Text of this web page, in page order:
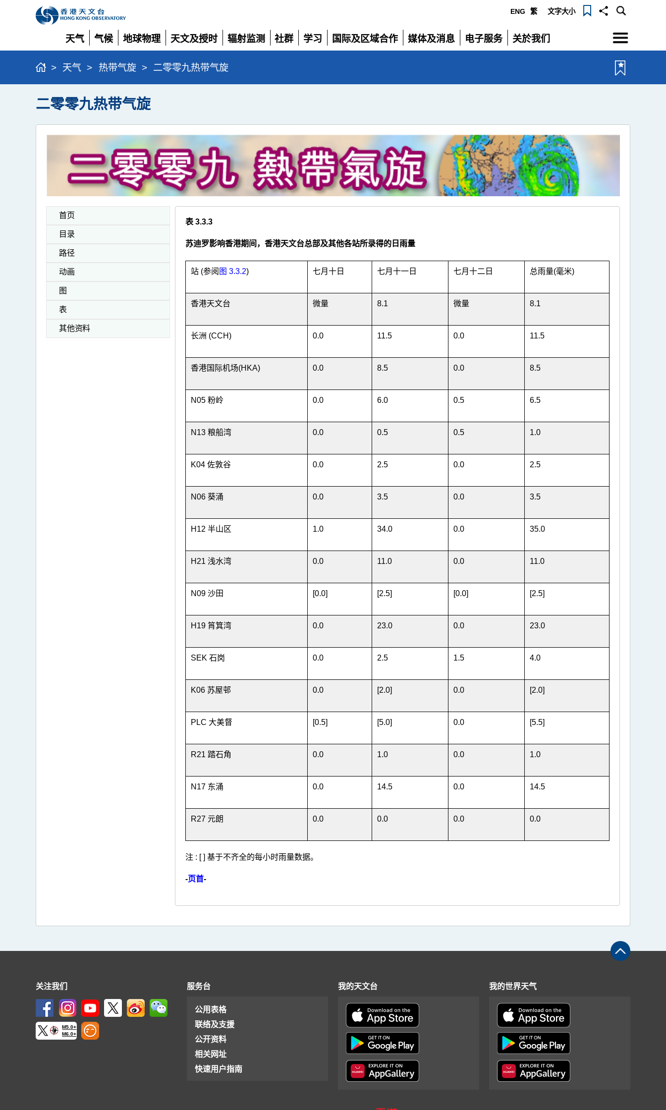
ENG 繁 文字大小
天气
展
开
气候
展
开
地球物理
展
开
天文及授时
展
开
辐射监测
展
开
社群
展
学习
展
国际及区域合作
展
媒体及消息
展
电子服务
展
关於我们
展
选
单
> 天气 > 热带气旋 > 二零零九热带气旋
二零零九热带气旋
首页
目录
路径
动画
图
表
其他资料
表 3.3.3
苏迪罗影响香港期间，香港天文台总部及其他各站所录得的日雨量
站 (参阅 图 3.3.2) 七月十日 七月十一日 七月十二日 总雨量(毫米)
香港天文台 微量 8.1 微量 8.1
长洲 (CCH) 0.0 11.5 0.0 11.5
香港国际机场(HKA) 0.0 8.5 0.0 8.5
N05 粉岭 0.0 6.0 0.5 6.5
N13 粮船湾 0.0 0.5 0.5 1.0
K04 佐敦谷 0.0 2.5 0.0 2.5
N06 葵涌 0.0 3.5 0.0 3.5
H12 半山区 1.0 34.0 0.0 35.0
H21 浅水湾 0.0 11.0 0.0 11.0
N09 沙田 [0.0] [2.5] [0.0] [2.5]
H19 筲箕湾 0.0 23.0 0.0 23.0
SEK 石岗 0.0 2.5 1.5 4.0
K06 苏屋邨 0.0 [2.0] 0.0 [2.0]
PLC 大美督 [0.5] [5.0] 0.0 [5.5]
R21 踏石角 0.0 1.0 0.0 1.0
N17 东涌 0.0 14.5 0.0 14.5
R27 元朗 0.0 0.0 0.0 0.0
注 : [ ] 基于不齐全的每小时雨量数据。
-页首-
关注我们
M5.0+
M6.0+
服务台
公用表格
联络及支援
公开资料
相关网址
快速用户指南
我的天文台 我的世界天气